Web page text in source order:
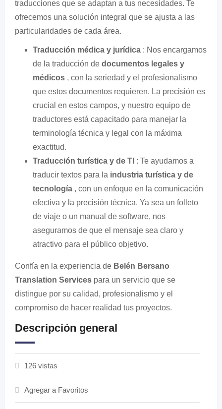
traducciones que se adaptan a tus necesidades. Te
ofrecemos una solución integral que se ajusta a las
particularidades de cada área.
Traducción médica y jurídica : Nos encargamos
de la traducción de documentos legales y
médicos , con la seriedad y el profesionalismo
que estos documentos requieren. La precisión es
crucial en estos campos, y nuestro equipo de
traductores está capacitado para manejar la
terminología técnica y legal con la máxima
exactitud.
Traducción turística y de TI : Te ayudamos a
traducir textos para la industria turística y de
tecnología , con un enfoque en la comunicación
efectiva y la precisión técnica. Ya sea un folleto
de viaje o un manual de software, nos
aseguramos de que el mensaje sea claro y
atractivo para el público objetivo.
Confía en la experiencia de Belén Bersano
Translation Services para un servicio que se
distingue por su calidad, profesionalismo y el
compromiso de hacer realidad tus proyectos.
Descripción general
126 vistas
Agregar a Favoritos